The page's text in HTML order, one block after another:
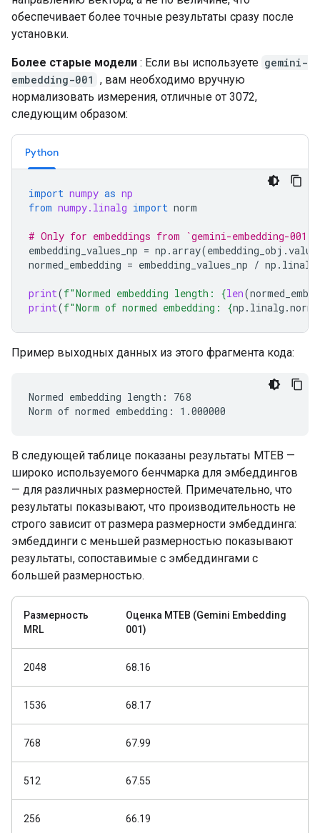
обеспечивает более точные результаты сразу после
установки.
Более старые модели : Если вы используете gemini-
embedding-001 , вам необходимо вручную
нормализовать измерения, отличные от 3072,
следующим образом:
Python
import numpy as np
from numpy.linalg import norm
# Only for embeddings from `gemini-embedding-001`
embedding_values_np = np .array(embedding_obj .
normed_embedding = embedding_values_np / np . linalg
print(f"Normed embedding length: {len(
print(f"Norm of normed embedding: {np . linalg .norm
Пример выходных данных из этого фрагмента кода:
Normed embedding length: 768
В следующей таблице показаны результаты MTEB —
широко используемого бенчмарка для эмбеддингов
— для различных размерностей. Примечательно, что
результаты показывают, что производительность не
строго зависит от размера размерности эмбеддинга:
эмбеддинги с меньшей размерностью показывают
результаты, сопоставимые с эмбеддингами с
большей размерностью.
Размерность
МRL
Оценка MTEB (Gemini Embedding
001)
2048 68.16
1536 68.17
768 67.99
512 67.55
256 66.19